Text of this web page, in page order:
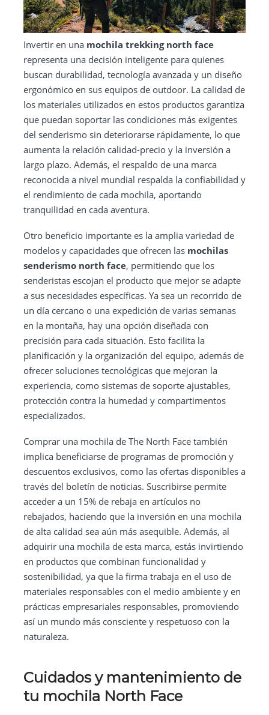
Invertir en una mochila trekking north face
representa una decisión inteligente para quienes
buscan durabilidad, tecnología avanzada y un diseño
ergonómico en sus equipos de outdoor. La calidad de
los materiales utilizados en estos productos garantiza
que puedan soportar las condiciones más exigentes
del senderismo sin deteriorarse rápidamente, lo que
aumenta la relación calidad-precio y la inversión a
largo plazo. Además, el respaldo de una marca
reconocida a nivel mundial respalda la confiabilidad y
el rendimiento de cada mochila, aportando
tranquilidad en cada aventura.
Otro beneficio importante es la amplia variedad de
modelos y capacidades que ofrecen las mochilas
senderismo north face, permitiendo que los
senderistas escojan el producto que mejor se adapte
a sus necesidades específicas. Ya sea un recorrido de
un día cercano o una expedición de varias semanas
en la montaña, hay una opción diseñada con
precisión para cada situación. Esto facilita la
planificación y la organización del equipo, además de
ofrecer soluciones tecnológicas que mejoran la
experiencia, como sistemas de soporte ajustables,
protección contra la humedad y compartimentos
especializados.
Comprar una mochila de The North Face también
implica beneficiarse de programas de promoción y
descuentos exclusivos, como las ofertas disponibles a
través del boletín de noticias. Suscribirse permite
acceder a un 15% de rebaja en artículos no
rebajados, haciendo que la inversión en una mochila
de alta calidad sea aún más asequible. Además, al
adquirir una mochila de esta marca, estás invirtiendo
en productos que combinan funcionalidad y
sostenibilidad, ya que la firma trabaja en el uso de
materiales responsables con el medio ambiente y en
prácticas empresariales responsables, promoviendo
así un mundo más consciente y respetuoso con la
naturaleza.
Cuidados y mantenimiento de
tu mochila North Face